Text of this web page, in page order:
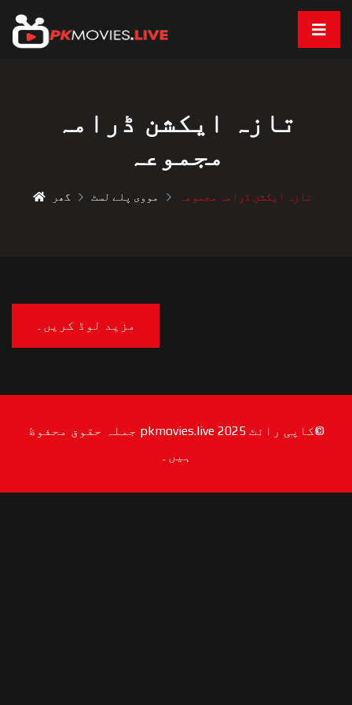
تازہ ایکشن ڈرامہ
مجموعہ
گھر مووی پلے لسٹ تازہ ایکشن ڈرامہ مجموعہ
مزید لوڈ کریں۔
©کاپی رائٹ 2025 pkmovies.live جملہ حقوق محفوظ
ہیں۔